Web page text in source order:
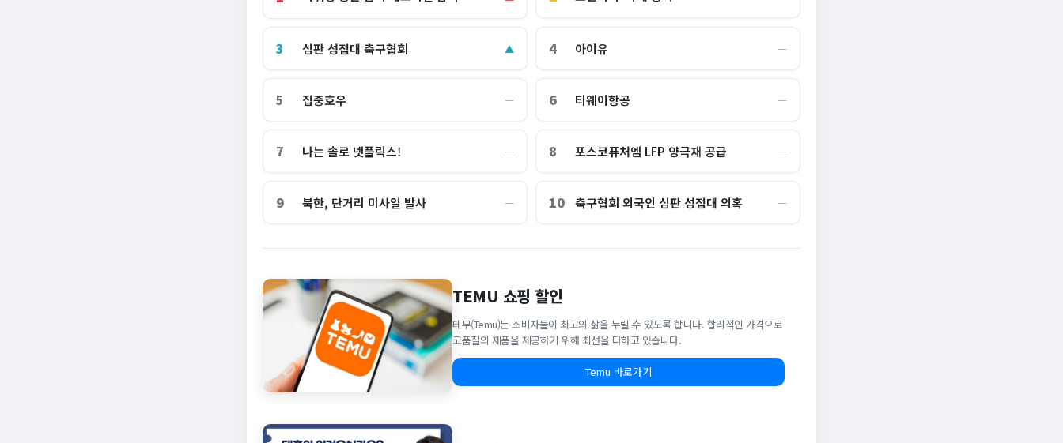
3 심판 성접대 축구협회 ▲ 4 아이유 ―
5 집중호우 ― 6 티웨이항공 ―
7 나는 솔로 넷플릭스! ― 8 포스코퓨처엠 LFP 양극재 공급 ―
9 북한, 단거리 미사일 발사 ― 10 축구협회 외국인 심판 성접대 의혹 ―
TEMU 쇼핑 할인
테무(Temu)는 소비자들이 최고의 삶을 누릴 수 있도록 합니다. 합리적인 가격으로
고품질의 제품을 제공하기 위해 최선을 다하고 있습니다.
Temu 바로가기